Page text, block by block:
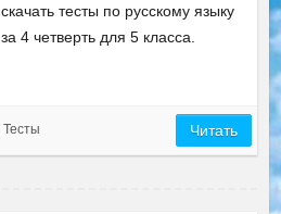
скачать тесты по русскому языку
за 4 четверть для 5 класса.
Тесты Читать